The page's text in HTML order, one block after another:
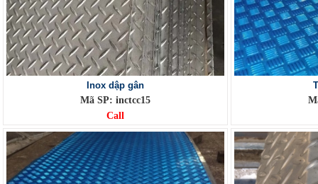
Inox dập gân
Mã SP: inctcc15
Call